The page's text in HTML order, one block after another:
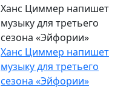
сезона «Эйфории»
Ханс Циммер напишет
музыку для третьего
сезона «Эйфории»